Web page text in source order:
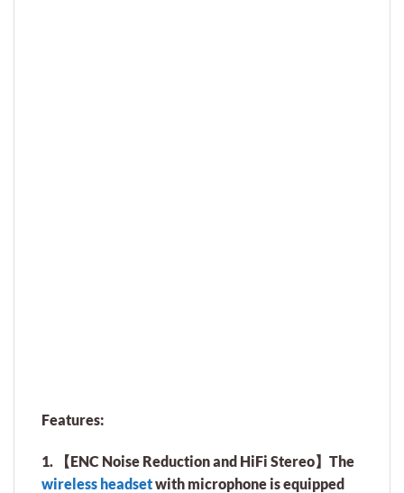
Features:
1. 【ENC Noise Reduction and HiFi Stereo】The
wireless headsetwith microphone is equipped